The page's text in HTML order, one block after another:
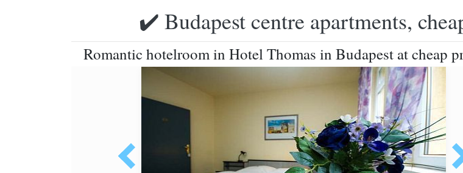
✔️ Budapest centre apartments,
Romantic hotelroom in Hotel Thomas in Budapest at cheap